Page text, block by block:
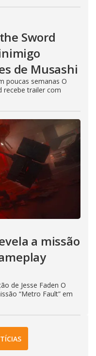
Sword
de Musashi
poucas semanas O
recebe trailer com
a missão
de Jesse Faden O
“Metro Fault” em